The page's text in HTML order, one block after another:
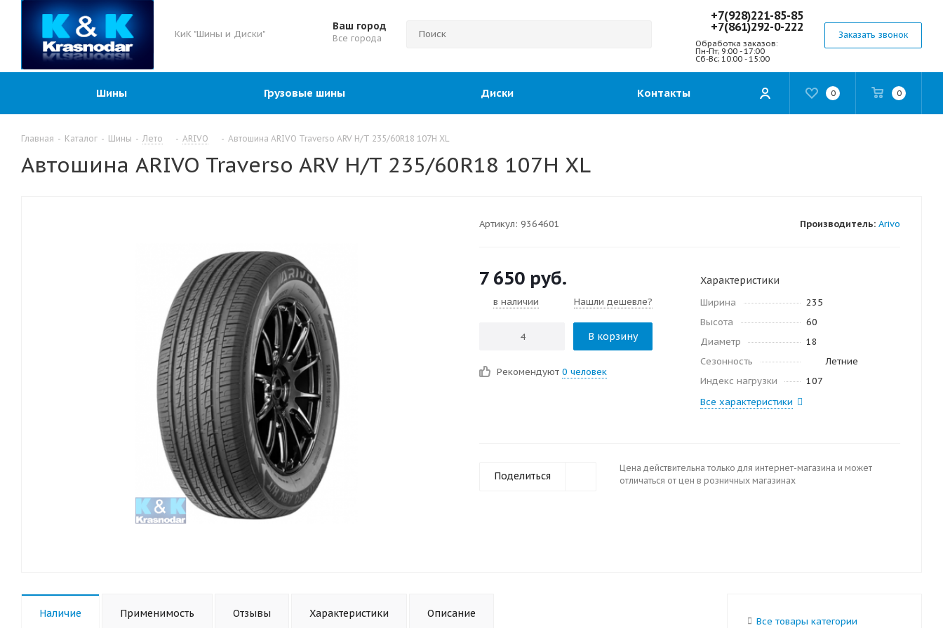
КиК "Шины и Диски"
Ваш город
Все города
+7(928)221-85-85
+7(861)292-0-222
Обработка заказов:
Пн-Пт; 9:00 - 17:00
Сб-Вс; 10:00 - 15:00
Заказать звонок
0 0
Шины Грузовые шины Диски Контакты
Главная - Каталог - Шины - Лето - ARIVO - Автошина ARIVO Traverso ARV H/T 235/60R18 107H XL
Автошина ARIVO Traverso ARV H/T 235/60R18 107H XL
Артикул: 9364601 Производитель: Arivo
7 650 руб.
в наличии Нашли дешевле?
В корзину
Рекомендуют 0 человек
Характеристики
Ширина
235
Высота
60
Диаметр
18
Сезонность
Летние
Индекс нагрузки
107
Все характеристики
Поделиться
Цена действительна только для интернет-магазина и может
отличаться от цен в розничных магазинах
Наличие Применимость Отзывы Характеристики Описание
Все товары категории